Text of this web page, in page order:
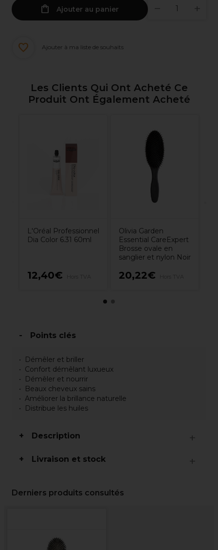
Ajouter au panier
Ajouter à ma liste de souhaits
Les Clients Qui Ont Acheté Ce
Produit Ont Également Acheté
L'Oréal Professionnel
Dia Color 6.31 60ml
12,40€
Olivia Garden
Essential CareExpert
Brosse ovale en
sanglier et nylon Noir
20,22€
Points clés
Démêler et briller
Confort démêlant luxueux
Démêler et nourrir
Beaux cheveux sains
Améliorer la brillance naturelle
Distribue les huiles
Description
Livraison et stock
Derniers produits consultés